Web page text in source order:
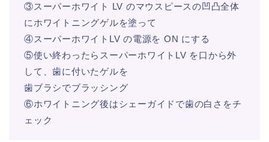
③スーパーホワイト LV のマウスピースの凹凸全体
にホワイトニングゲルを塗って
④スーパーホワイトLV の電源を ON にする
⑤使い終わったらスーパーホワイトLV を口から外
して、歯に付いたゲルを
歯ブラシでブラッシング
⑥ホワイトニング後はシェーガイドで歯の白さをチ
ェック